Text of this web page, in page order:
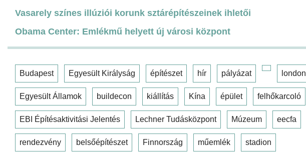
Vasarely színes illúziói korunk sztárépítészeinek ihletői
Obama Center: Emlékmű helyett új városi központ
Budapest Egyesült Királyság építészet hír pályázat london
Egyesült Államok buildecon kiállítás Kína épület felhőkarcoló
EBI Építésaktivitási Jelentés Lechner Tudásközpont Múzeum eecfa
rendezvény belsőépítészet Finnország műemlék stadion